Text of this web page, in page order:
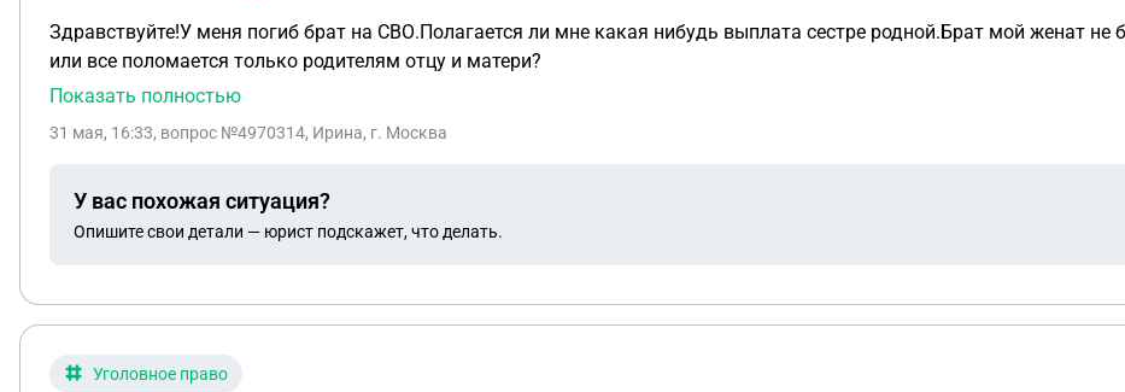
Здравствуйте!У меня погиб брат на СВО.Полагается ли мне какая нибудь выплата сестре родной.Брат мой женат не
или все поломается только родителям отцу и матери?
Показать полностью
31 мая, 16:33, вопрос №4970314, Ирина, г. Москва
У вас похожая ситуация?
Опишите свои детали — юрист подскажет, что делать.
Уголовное право